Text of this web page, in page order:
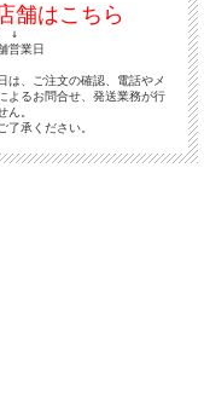
舗はこちら
↓
営業日
は、ご注文の確認、電話やメ
よるお問合せ、発送業務が行
ん。
了承ください。